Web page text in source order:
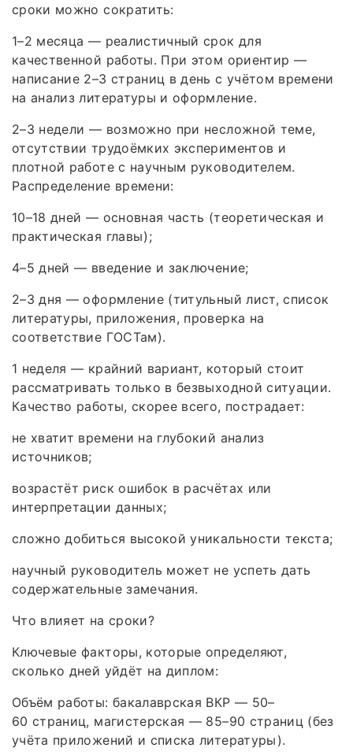
сроки можно сократить:
1–2 месяца — реалистичный срок для
качественной работы. При этом ориентир —
написание 2–3 страниц в день с учётом времени
на анализ литературы и оформление.
2–3 недели — возможно при несложной теме,
отсутствии трудоёмких экспериментов и
плотной работе с научным руководителем.
Распределение времени:
10–18 дней — основная часть (теоретическая и
практическая главы);
4–5 дней — введение и заключение;
2–3 дня — оформление (титульный лист, список
литературы, приложения, проверка на
соответствие ГОСТам).
1 неделя — крайний вариант, который стоит
рассматривать только в безвыходной ситуации.
Качество работы, скорее всего, пострадает:
не хватит времени на глубокий анализ
источников;
возрастёт риск ошибок в расчётах или
интерпретации данных;
сложно добиться высокой уникальности текста;
научный руководитель может не успеть дать
содержательные замечания.
Что влияет на сроки?
Ключевые факторы, которые определяют,
сколько дней уйдёт на диплом:
Объём работы: бакалаврская ВКР — 50–
60 страниц, магистерская — 85–90 страниц (без
учёта приложений и списка литературы).